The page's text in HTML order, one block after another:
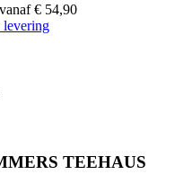
vanaf € 54,90
levering
TEEHAUS